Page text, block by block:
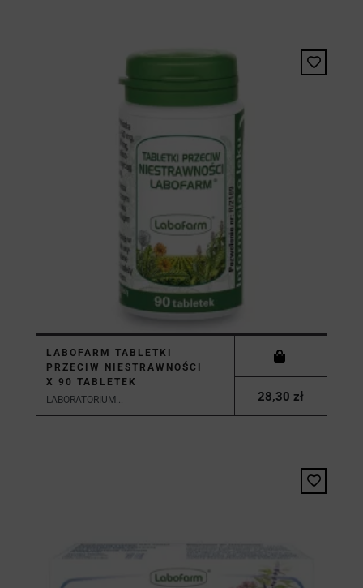
LABOFARM TABLETKI
PRZECIW NIESTRAWNOŚCI
X 90 TABLETEK
LABORATORIUM...
28,30 zł